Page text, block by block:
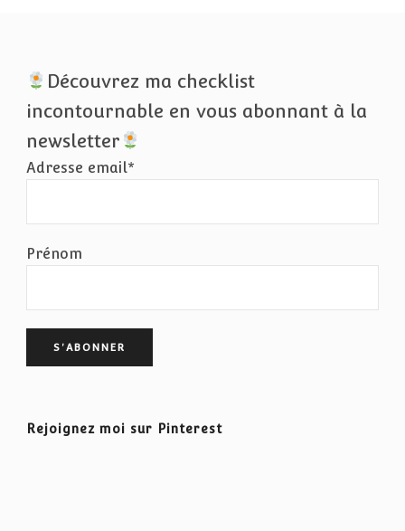
Découvrez ma checklist
incontournable en vous abonnant à la
newsletter
Adresse email*
Prénom
Rejoignez moi sur Pinterest